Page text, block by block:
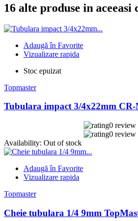
16 alte produse in aceeasi
Adaugă în Favorite
Vizualizare rapida
Stoc epuizat
Topmaster
Tubulara impact 3/4x22mm CR-
0 review
0 review
Availability: Out of stock
Adaugă în Favorite
Vizualizare rapida
Topmaster
Cheie tubulara 1/4 9mm